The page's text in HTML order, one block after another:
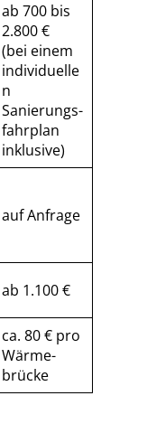
ab 700 bis
2.800 €
(bei einem
individuelle
n
Sa­nie­rungs­
fahr­plan
inklusive)
auf Anfrage
ab 1.100 €
ca. 80 € pro
Wärme­
brücke